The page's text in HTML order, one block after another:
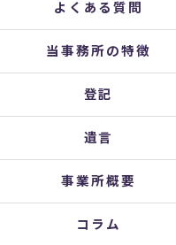
よくある質問
当事務所の特徴
登記
遺言
事業所概要
コラム